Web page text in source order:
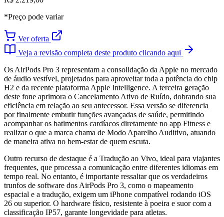
*Preço pode variar
Ver oferta
Veja a revisão completa deste produto clicando aqui
Os AirPods Pro 3 representam a consolidação da Apple no mercado
de áudio vestível, projetados para aproveitar toda a potência do chip
H2 e da recente plataforma Apple Intelligence. A terceira geração
deste fone aprimora o Cancelamento Ativo de Ruído, dobrando sua
eficiência em relação ao seu antecessor. Essa versão se diferencia
por finalmente embutir funções avançadas de saúde, permitindo
acompanhar os batimentos cardíacos diretamente no app Fitness e
realizar o que a marca chama de Modo Aparelho Auditivo, atuando
de maneira ativa no bem-estar de quem escuta.
Outro recurso de destaque é a Tradução ao Vivo, ideal para viajantes
frequentes, que processa a comunicação entre diferentes idiomas em
tempo real. No entanto, é importante ressaltar que os verdadeiros
trunfos de software dos AirPods Pro 3, como o mapeamento
espacial e a tradução, exigem um iPhone compatível rodando iOS
26 ou superior. O hardware físico, resistente à poeira e suor com a
classificação IP57, garante longevidade para atletas.